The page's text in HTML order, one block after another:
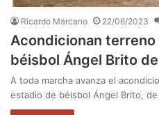
Ricardo Marcano 22/06/2023
Acondicionan
béisbol Ángel Brito
A toda marcha avanza el
estadio de béisbol Ángel Brito,